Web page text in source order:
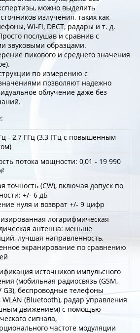
можно выделить
излучения, таких как
Wi-Fi, DECT, радары и т. д.
послушав и сравнив с
звуковыми образцами.
пикового и среднего значения
по измерению с
позволяют надежно
облучение даже без
- 2,7 ГГц (3,3 ГГц с повышенным
потока мощности: 0,01 - 19 990
точность (CW), включая допуск по
+/- 6 дБ
нуля и возврат +/- 9 цифр
логарифмическая
антенна: меньше
лучшая направленность,
экранирование по сравнению
источников импульсного
(мобильная радиосвязь (GSM,
G3), беспроводные телефоны
WLAN (Bluetooth), радар управления
движением) с помощью
сигнала,
частоте модуляции